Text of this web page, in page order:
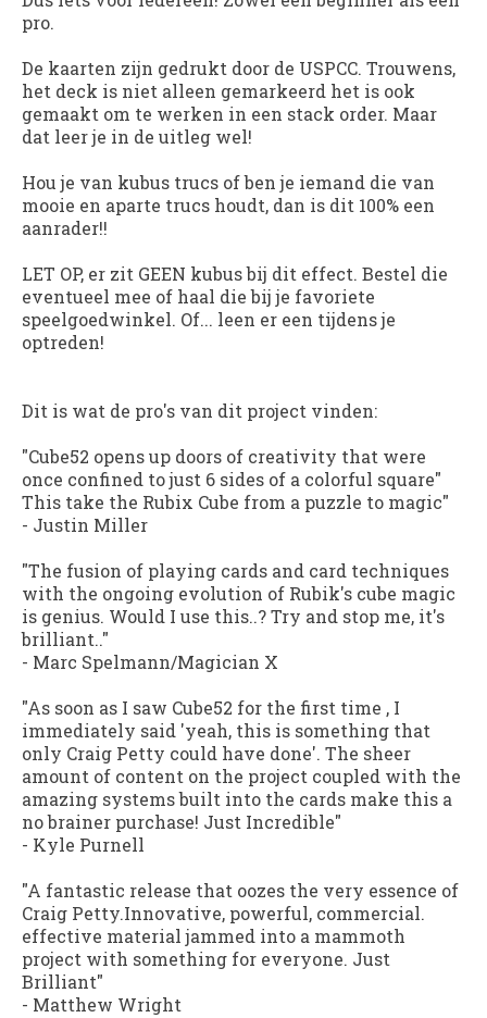
pro.
De kaarten zijn gedrukt door de USPCC. Trouwens,
het deck is niet alleen gemarkeerd het is ook
gemaakt om te werken in een stack order. Maar
dat leer je in de uitleg wel!
Hou je van kubus trucs of ben je iemand die van
mooie en aparte trucs houdt, dan is dit 100% een
aanrader!!
LET OP, er zit GEEN kubus bij dit effect. Bestel die
eventueel mee of haal die bij je favoriete
speelgoedwinkel. Of... leen er een tijdens je
optreden!
Dit is wat de pro's van dit project vinden:
"Cube52 opens up doors of creativity that were
once confined to just 6 sides of a colorful square"
This take the Rubix Cube from a puzzle to magic"
- Justin Miller
"The fusion of playing cards and card techniques
with the ongoing evolution of Rubik's cube magic
is genius. Would I use this..? Try and stop me, it's
brilliant.."
- Marc Spelmann/Magician X
"As soon as I saw Cube52 for the first time , I
immediately said 'yeah, this is something that
only Craig Petty could have done'. The sheer
amount of content on the project coupled with the
amazing systems built into the cards make this a
no brainer purchase! Just Incredible"
- Kyle Purnell
"A fantastic release that oozes the very essence of
Craig Petty.Innovative, powerful, commercial.
effective material jammed into a mammoth
project with something for everyone. Just
Brilliant"
- Matthew Wright